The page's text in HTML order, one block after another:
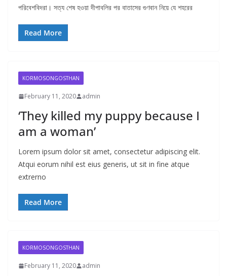
পরিবেশবিদরা। সত্য শেষ হওয়া দীপাবলির পর বাতাসের গুণবান নিয়ে যে শহরের
Read More
KORMOSONGOSTHAN
February 11, 2020 admin
‘They killed my puppy because I
am a woman’
Lorem ipsum dolor sit amet, consectetur adipiscing elit.
Atqui eorum nihil est eius generis, ut sit in fine atque
extrerno
Read More
KORMOSONGOSTHAN
February 11, 2020 admin